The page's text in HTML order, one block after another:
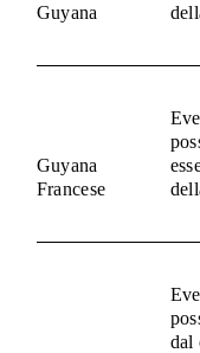
Guyana
Guyana
Francese
dal